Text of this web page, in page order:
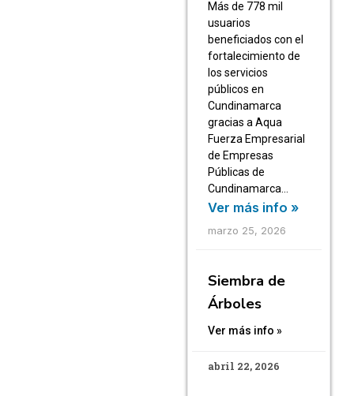
Más de 778 mil
usuarios
beneficiados con el
fortalecimiento de
los servicios
públicos en
Cundinamarca
gracias a Aqua
Fuerza Empresarial
de Empresas
Públicas de
Cundinamarca…
Ver más info »
marzo 25, 2026
Siembra de
Árboles
Ver más info »
abril 22, 2026